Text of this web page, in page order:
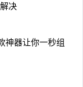
决
神器让你一秒组